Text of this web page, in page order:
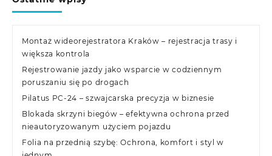
Montaż wideorejestratora Kraków – rejestracja trasy i
większa kontrola
Rejestrowanie jazdy jako wsparcie w codziennym
poruszaniu się po drogach
Pilatus PC-24 – szwajcarska precyzja w biznesie
Blokada skrzyni biegów – efektywna ochrona przed
nieautoryzowanym użyciem pojazdu
Folia na przednią szybę: Ochrona, komfort i styl w